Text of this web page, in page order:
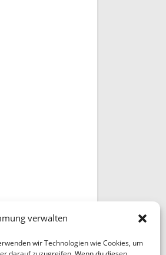
verwalten
wir Technologien wie Cookies, um